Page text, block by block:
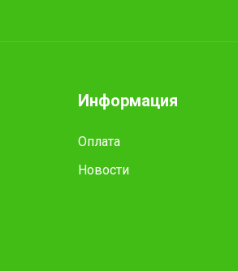
Информация
Оплата
Новости